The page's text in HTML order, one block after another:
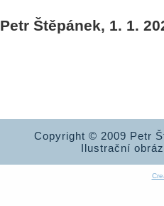
Petr Štěpánek, 1. 1.
Copyright © 2009 Petr
Ilustrační